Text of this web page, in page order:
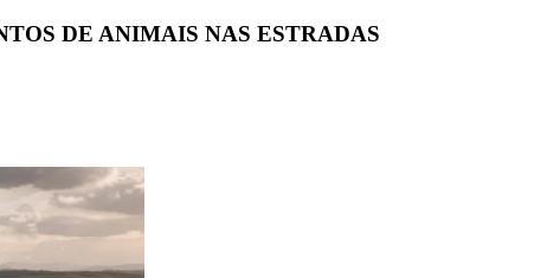
DE ANIMAIS NAS ESTRADAS